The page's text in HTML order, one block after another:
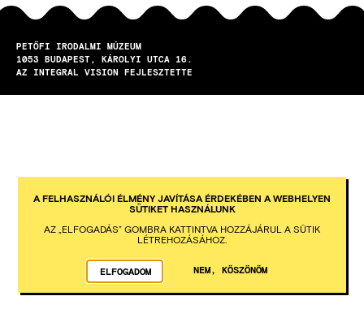
PETŐFI IRODALMI MÚZEUM
1053
BUDAPEST
KÁROLYI UTCA 16.
AZ INTEGRAL VISION FEJLESZTETTE
A FELHASZNÁLÓI ÉLMÉNY JAVÍTÁSA ÉRDEKÉBEN A WEBHELYEN
SÜTIKET HASZNÁLUNK
AZ „ELFOGADÁS” GOMBRA KATTINTVA HOZZÁJÁRUL A SÜTIK
LÉTREHOZÁSÁHOZ.
ELFOGADOM NEM, KÖSZÖNÖM